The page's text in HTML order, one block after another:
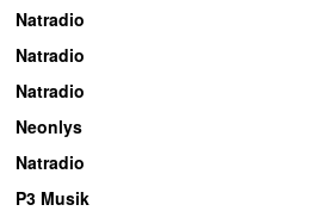
Natradio
Natradio
Natradio
Neonlys
Natradio
P3 Musik